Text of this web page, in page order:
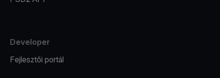
Developer
Fejlesztői portál